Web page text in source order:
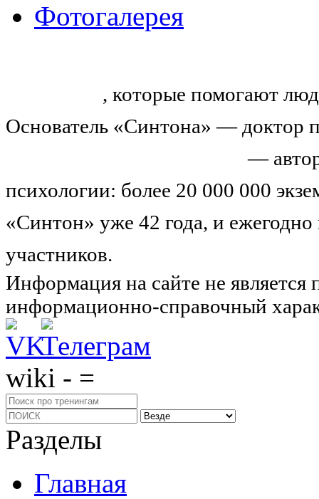
Фотогалерея
, которые помогают
Основатель «Синтона» — доктор
—
психологии: более 20 000 000
«Синтон» уже 42 года, и
участников.
Информация на сайте не
информационно-справочный
wiki - =
Разделы
Главная